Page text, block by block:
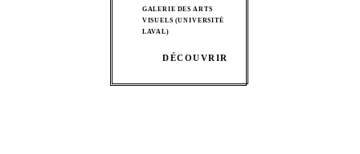
GALERIE DES ARTS
VISUELS (UNIVERSITÉ
LAVAL)
DÉCOUVRIR